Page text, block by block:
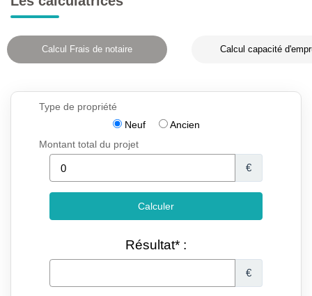
Calcul Frais de notaire Calcul capacité